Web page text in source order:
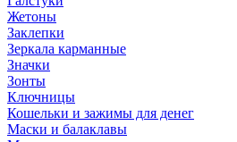
Жетоны
Заклепки
Зеркала карманные
Значки
Зонты
Ключницы
Кошельки и зажимы для денег
Маски и балаклавы